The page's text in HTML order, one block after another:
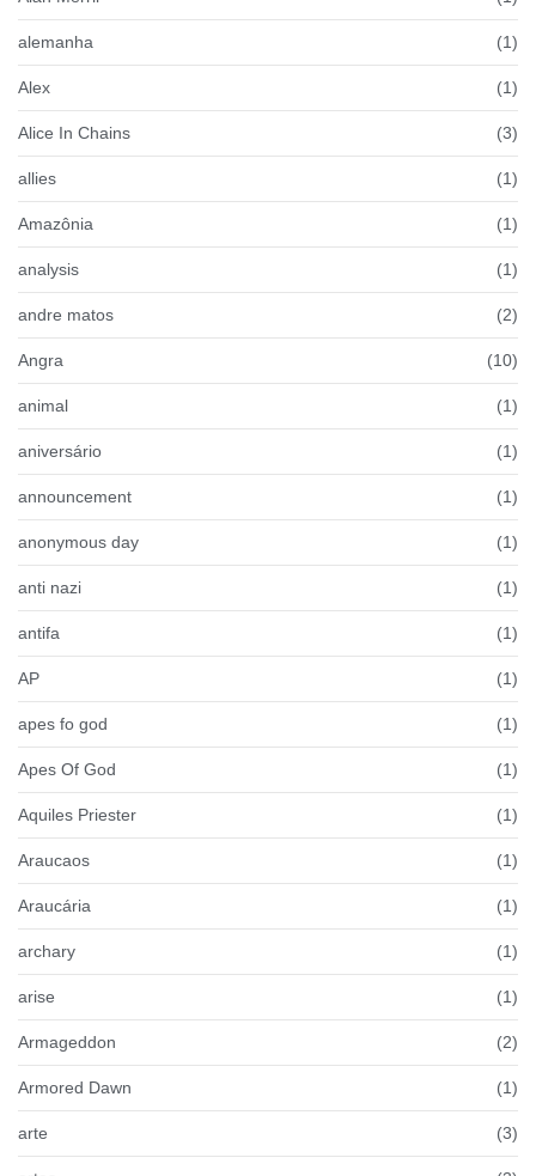
alemanha (1)
Alex (1)
Alice In Chains (3)
allies (1)
Amazônia (1)
analysis (1)
andre matos (2)
Angra (10)
animal (1)
aniversário (1)
announcement (1)
anonymous day (1)
anti nazi (1)
antifa (1)
AP (1)
apes fo god (1)
Apes Of God (1)
Aquiles Priester (1)
Araucaos (1)
Araucária (1)
archary (1)
arise (1)
Armageddon (2)
Armored Dawn (1)
arte (3)